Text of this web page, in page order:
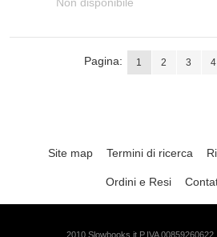
Pagina: 1 2 3 4
Site map Termini di ricerca
Ordini e Resi
2010 Slowbooks.it P.IVA 00859260622